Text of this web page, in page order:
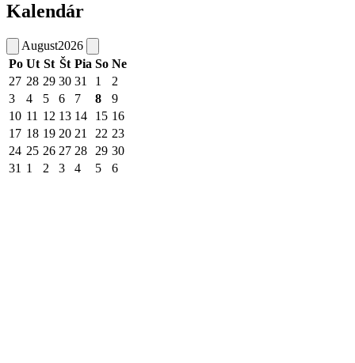
Kalendár
August2026
Po Ut St Št Pia So Ne
27 28 29 30 31 1
2
3
4 5 6 7 8
9
10 11 12 13 14 15 16
17 18 19 20 21 22 23
24 25 26 27 28 29 30
31 1 2 3 4 5 6